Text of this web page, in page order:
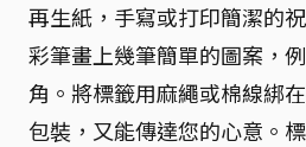
再生紙，手寫或打印簡潔的
彩筆畫上幾筆簡單的圖案，
角。將標籤用麻繩或棉線綁
包裝，又能傳達您的心意。